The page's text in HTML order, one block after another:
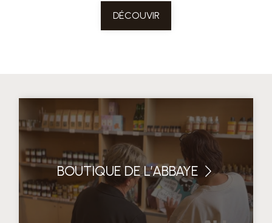
DÉCOUVIR
BOUTIQUE DE L’ABBAYE